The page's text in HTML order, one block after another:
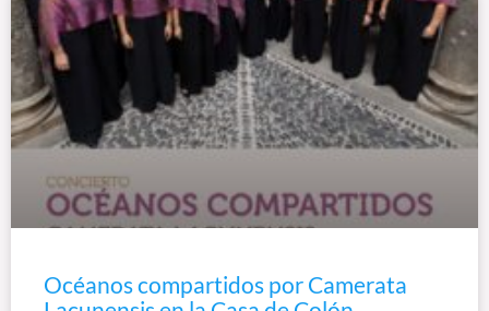
Océanos compartidos por Camerata